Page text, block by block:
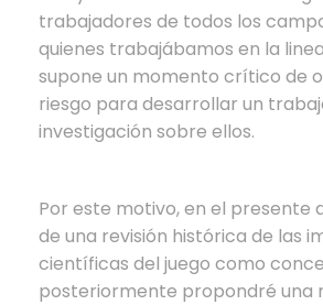
trabajadores de todos los
quienes trabajábamos en la
supone un momento crítico de
riesgo para desarrollar un
investigación sobre ellos.
Por este motivo, en el presente
de una revisión histórica de las
científicas del juego como
posteriormente propondré una